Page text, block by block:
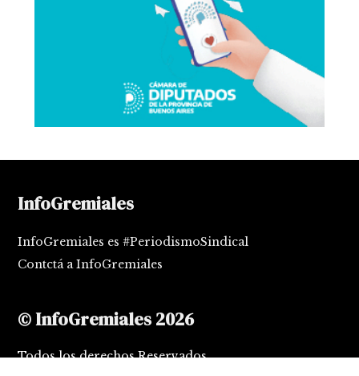
InfoGremiales
InfoGremiales es #PeriodismoSindical
Contctá a InfoGremiales
© InfoGremiales 2026
Todos los derechos Reservados